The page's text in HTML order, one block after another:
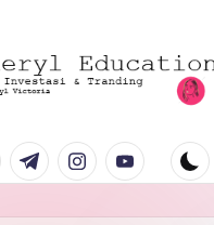
t.me instagram.com
youtube.com